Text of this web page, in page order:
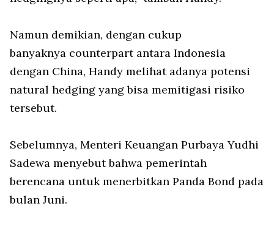
Namun demikian, dengan cukup
banyaknya counterpart antara Indonesia
dengan China, Handy melihat adanya potensi
natural hedging yang bisa memitigasi risiko
tersebut.
Sebelumnya, Menteri Keuangan Purbaya Yudhi
Sadewa menyebut bahwa pemerintah
berencana untuk menerbitkan Panda Bond pada
bulan Juni.